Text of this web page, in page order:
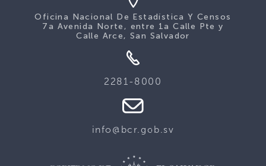
Oficina Nacional De Estadística Y Censos
7a Avenida Norte, entre 1a Calle Pte y
Calle Arce, San Salvador
2281-8000
info@bcr.gob.sv